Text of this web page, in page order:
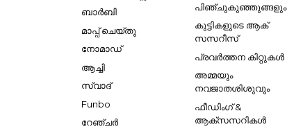
ബാർബി
മാപ്പ് ചെയ്തു
നോമാഡ്
ആച്ചി
സ്വാദ്
Funbo
റേഞ്ചർ
പിഞ്ചുകുഞ്ഞുങ്ങളും
കുട്ടികളുടെ ആക്
സസറീസ്
പ്രവർത്തന കിറ്റുകൾ
അമ്മയും
നവജാതശിശുവും
ഫീഡിംഗ് &
ആക്സസറികൾ